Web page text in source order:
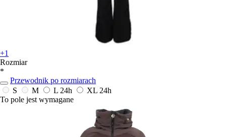
+1
Rozmiar
*
Przewodnik po rozmiarach
S
M L 24h XL 24h
To pole jest wymagane